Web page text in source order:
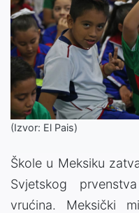
(Izvor: El Pais)
Škole u Meksiku
Svjetskog
vrućina. Meksički